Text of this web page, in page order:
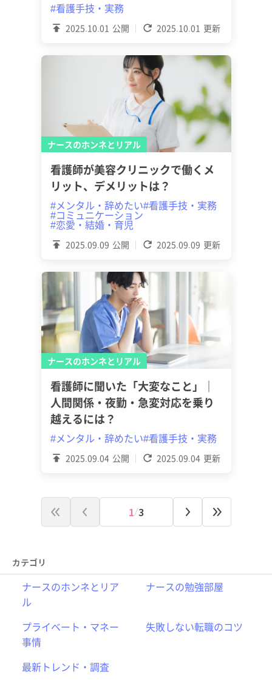
2025.10.01 公開 2025.10.01 更新
#看護手技・実務
ナースのホンネとリアル
2025.09.09 公開 2025.09.09 更新
看護師が美容クリニックで働くメ
リット、デメリットは？
#メンタル・辞めたい#看護手技・実務
#コミュニケーション
#恋愛・結婚・育児
ナースのホンネとリアル
2025.09.04 公開 2025.09.04 更新
看護師に聞いた「大変なこと」｜
人間関係・夜勤・急変対応を乗り
越えるには？
#メンタル・辞めたい#看護手技・実務
1 3
カテゴリ
ナースのホンネとリア
ル
ナースの勉強部屋
プライベート・マネー
事情
失敗しない転職のコツ
最新トレンド・調査